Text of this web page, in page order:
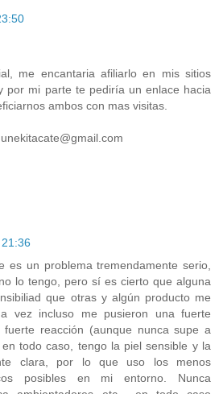
me encantaria afiliarlo en mis sitios
por mi parte te pediría un enlace hacia
ambos con mas visitas.
es un problema tremendamente serio,
lo tengo, pero sí es cierto que alguna
que otras y algún producto me
vez incluso me pusieron una fuerte
fuerte reacción (aunque nunca supe a
todo caso, tengo la piel sensible y la
clara, por lo que uso los menos
posibles en mi entorno. Nunca